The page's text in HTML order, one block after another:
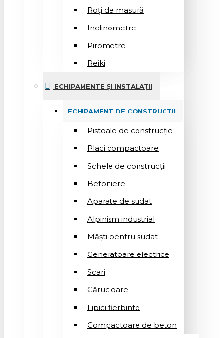
Roți de masură
Inclinometre
Pirometre
Reiki
ECHIPAMENTE ȘI INSTALAȚII
ECHIPAMENT DE CONSTRUCTII
Pistoale de construcție
Placi compactoare
Schele de construcții
Betoniere
Aparate de sudat
Alpinism industrial
Măști pentru sudat
Generatoare electrice
Scari
Cărucioare
Lipici fierbinte
Compactoare de beton